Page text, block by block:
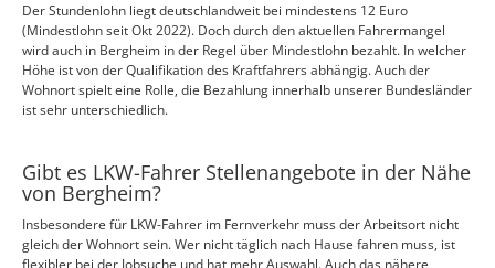
Der Stundenlohn liegt deutschlandweit bei mindestens 12 Euro
(Mindestlohn seit Okt 2022). Doch durch den aktuellen Fahrermangel
wird auch in Bergheim in der Regel über Mindestlohn bezahlt. In welcher
Höhe ist von der Qualifikation des Kraftfahrers abhängig. Auch der
Wohnort spielt eine Rolle, die Bezahlung innerhalb unserer Bundesländer
ist sehr unterschiedlich.
Gibt es LKW-Fahrer Stellenangebote in der Nähe
von Bergheim?
Insbesondere für LKW-Fahrer im Fernverkehr muss der Arbeitsort nicht
gleich der Wohnort sein. Wer nicht täglich nach Hause fahren muss, ist
flexibler bei der Jobsuche und hat mehr Auswahl. Auch das nähere